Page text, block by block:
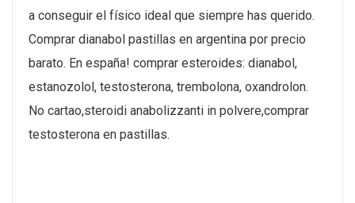
a conseguir el físico ideal que siempre has querido.
Comprar dianabol pastillas en argentina por precio
barato. En españa! comprar esteroides: dianabol,
estanozolol, testosterona, trembolona, oxandrolon.
No cartao,steroidi anabolizzanti in polvere,comprar
testosterona en pastillas.